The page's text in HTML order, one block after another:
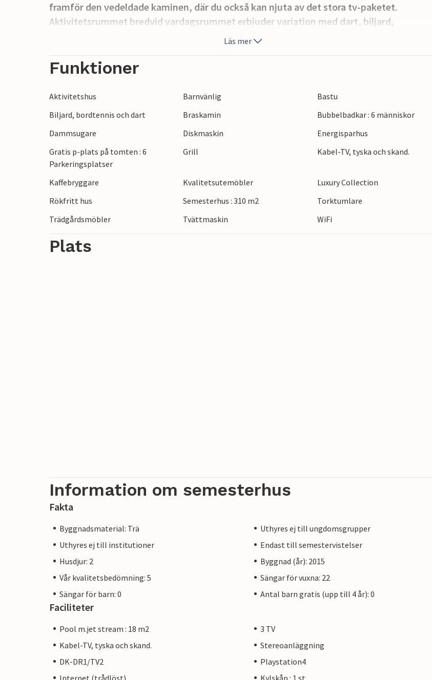
framför den vedeldade kaminen, där du också kan njuta av det stora tv-paketet.
Aktivitetsrummet bredvid vardagsrummet erbjuder variation med dart, biljard,
bordfotboll, bordtennis, bar, kylskåp, tv och PlayStation4. Barnen är också tillgodosedda
Poolrummet inbjuder till många timmars vattenglädje, du kommer också att må bra i
och de långa, ljumma kvällarna är perfekta för grillning. Dörren till poolen har ett
rutschkana, en sandlåda och en studsmatta (användning på eget ansvar). Huset har ett
bekvämt läge för utflykter till museer, slott och inom en timme kan du vara i
Köpenhamn.
Läs mer
Funktioner
Aktivitetshus Barnvänlig
Bastu
Biljard, bordtennis och dart
Braskamin
Bubbelbadkar : 6 människor
Dammsugare
Diskmaskin
Energisparhus
Gratis p-plats på tomten : 6
Parkeringsplatser
Grill Kabel-TV, tyska och skand.
Kaffebryggare Kvalitetsutemöbler
Luxury Collection
Rökfritt hus
Semesterhus : 310 m2
Torktumlare
Trädgårdsmöbler
Tvättmaskin WiFi
Plats
Information om semesterhus
Fakta
Byggnadsmaterial: Trä
Uthyres ej till ungdomsgrupper
Uthyres ej till institutioner
Endast till semestervistelser
Husdjur: 2
Byggnad (år): 2015
Vår kvalitetsbedömning: 5
Sängar för vuxna: 22
Sängar för barn: 0
Antal barn gratis (upp till 4 år): 0
Faciliteter
Pool m.jet stream : 18 m2
3 TV
Kabel-TV, tyska och skand.
Stereoanläggning
DK-DR1/TV2
Playstation4
Internet (trådlöst)
Kylskåp : 1 st.